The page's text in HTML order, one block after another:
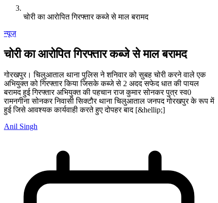
चोरी का आरोपित गिरफ्तार कब्जे से माल बरामद
न्यूज़
चोरी का आरोपित गिरफ्तार कब्जे से माल बरामद
गोरखपुर। चिलुआताल थाना पुलिस ने शनिवार को सुबह चोरी करने वाले एक
अभियुक्त को गिरफ्तार किया जिसके कब्जे से 2 अदद सफेद धात की पायल
बरामद हुई गिरफ्तार अभियुक्त की पहचान राज कुमार सोनकर पुत्र स्व0
रामनगीना सोनकर निवासी सिक्टौर थाना चिलुआताल जनपद गोरखपुर के रूप में
हुई जिसे आवश्यक कार्यवाही करते हुए दोपहर बाद [&hellip;]
Anil Singh